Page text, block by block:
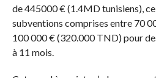
de 445000 € (1.4MD tunisiens),
subventions comprises entre 70
100 000 € (320.000 TND) pour
à 11 mois.